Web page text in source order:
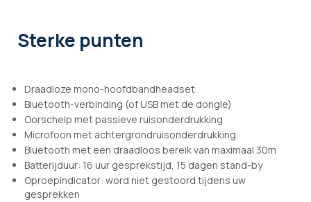
Sterke punten
Draadloze mono-hoofdbandheadset
Bluetooth-verbinding (of USB met de dongle)
Oorschelp met passieve ruisonderdrukking
Microfoon met achtergrondruisonderdrukking
Bluetooth met een draadloos bereik van maximaal 30m
Batterijduur: 16 uur gesprekstijd, 15 dagen stand-by
Oproepindicator: word niet gestoord tijdens uw
gesprekken